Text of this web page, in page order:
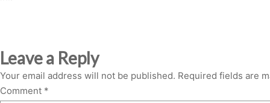
Leave a Reply
Your email address will not be published. Required fields are
Comment *